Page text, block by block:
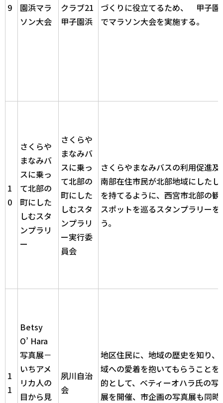
9
園浜マラ
ソン大会
クラブ21
甲子園浜
づくりに役立てるため、 甲子園
でマラソン大会を実施する。
1
0
さくらや
まなみバ
スに乗っ
て北部の
町にした
しむスタ
ンプラリ
ー
さくらや
まなみバ
スに乗っ
て北部の
町にした
しむスタ
ンプラリ
ー実行委
員会
さくらやまなみバスの利用促進及
南部在住市民が北部地域にしたし
を持てるように、西宮市北部の観
スポットを巡るスタンプラリーを
う。
1
1
Betsy
O’ Hara
写真展－
いちアメ
リカ人の
目から見
夙川自治
会
地区住民に、地域の歴史を知り、
域への愛着を抱いてもらうことを
的として、ベティーオハラ氏の写
展を開催、市企画の写真展も同時